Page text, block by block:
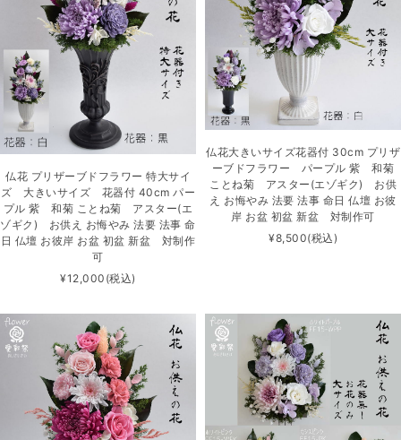
仏花 プリザーブドフラワー 特大サイ
ズ 大きいサイズ 花器付 40cm パー
プル 紫 和菊 ことね菊 アスター(エ
ゾギク) お供え お悔やみ 法要 法事 命
日 仏壇 お彼岸 お盆 初盆 新盆 対制作
可
¥12,000 (税込)
仏花大きいサイズ花器付 30cm プリザ
ーブドフラワー パープル 紫 和菊
ことね菊 アスター(エゾギク) お供
え お悔やみ 法要 法事 命日 仏壇 お彼
岸 お盆 初盆 新盆 対制作可
¥8,500(税込)